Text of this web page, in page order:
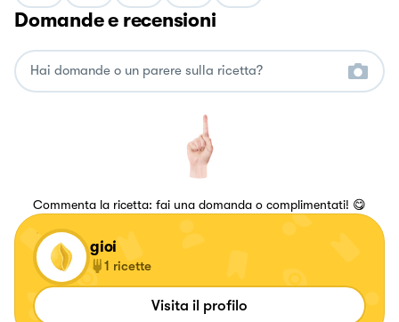
Domande e recensioni
Commenta la ricetta: fai una domanda o complimentati! 😋
gioi
1 ricette
Visita il profilo